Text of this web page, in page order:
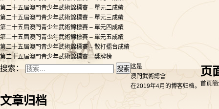
第二十五屆澳門青少年武術錦標賽 – 單元二成績
第二十五屆澳門青少年武術錦標賽 – 單元三成績
第二十五屆澳門青少年武術錦標賽 – 單元四成績
第二十五屆澳門青少年武術錦標賽 – 單元五成績
第二十五屆澳門青少年武術錦標賽 – 散打擂台成績
第二十五屆澳門青少年武術錦標賽 – 獎牌榜
搜索：
这是
澳門武術總會
在2019年4月的博客归档。
页
首頁
文章归档